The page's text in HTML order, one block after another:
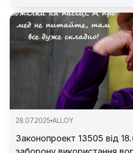
28.07.2025 ALLOY
Законопроект 13505 від